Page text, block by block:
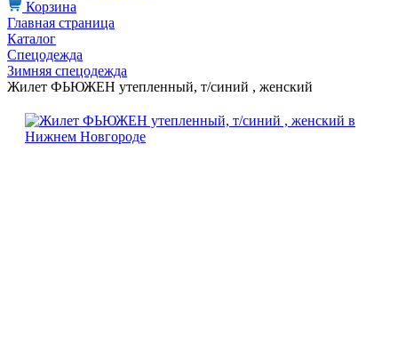
Корзина
Главная страница
Каталог
Спецодежда
Зимняя спецодежда
Жилет ФЬЮЖЕН утепленный, т/синий , женский